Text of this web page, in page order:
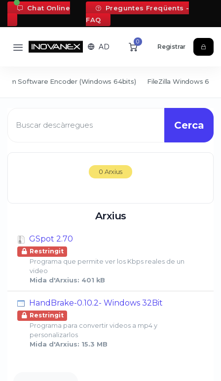
Chat Online
Preguntes Freqüents -
FAQ
AD
0
Registrar
Software Encoder (Windows 64bits) FileZilla Windows
Cerca
0 Arxius
Arxius
GSpot 2.70
Restringit
Programa que permite ver los Kbps reales de un
video
Mida d'Arxius: 401 kB
HandBrake-0.10.2- Windows 32Bit
Restringit
Programa para convertir videos a mp4 y
personalizarlos
Mida d'Arxius: 15.3 MB